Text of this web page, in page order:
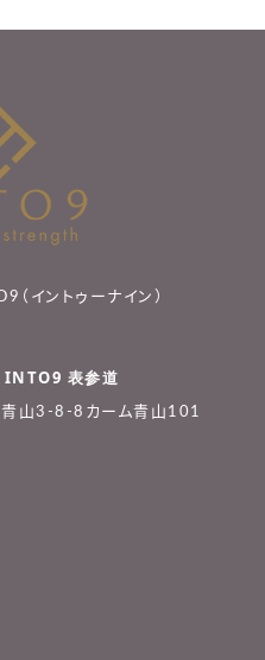
イントゥーナイン）
INTO9 表参道
山3-8-8カーム青山101